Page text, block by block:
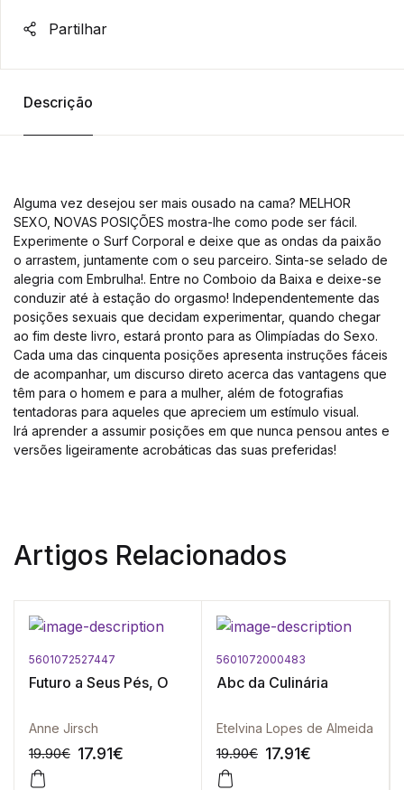
Partilhar
Descrição
Alguma vez desejou ser mais ousado na cama? MELHOR
SEXO, NOVAS POSIÇÕES mostra-lhe como pode ser fácil.
Experimente o Surf Corporal e deixe que as ondas da paixão
o arrastem, juntamente com o seu parceiro. Sinta-se selado de
alegria com Embrulha!. Entre no Comboio da Baixa e deixe-se
conduzir até à estação do orgasmo! Independentemente das
posições sexuais que decidam experimentar, quando chegar
ao fim deste livro, estará pronto para as Olimpíadas do Sexo.
Cada uma das cinquenta posições apresenta instruções fáceis
de acompanhar, um discurso direto acerca das vantagens que
têm para o homem e para a mulher, além de fotografias
tentadoras para aqueles que apreciem um estímulo visual.
Irá aprender a assumir posições em que nunca pensou antes e
versões ligeiramente acrobáticas das suas preferidas!
Artigos Relacionados
5601072527447
Futuro a Seus Pés, O
Anne Jirsch
19.90€ 17.91€
5601072000483
Abc da Culinária
Etelvina Lopes de Almeida
19.90€ 17.91€